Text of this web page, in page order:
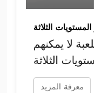
لا يمكنهم
الثلاثة
معرفة المزيد